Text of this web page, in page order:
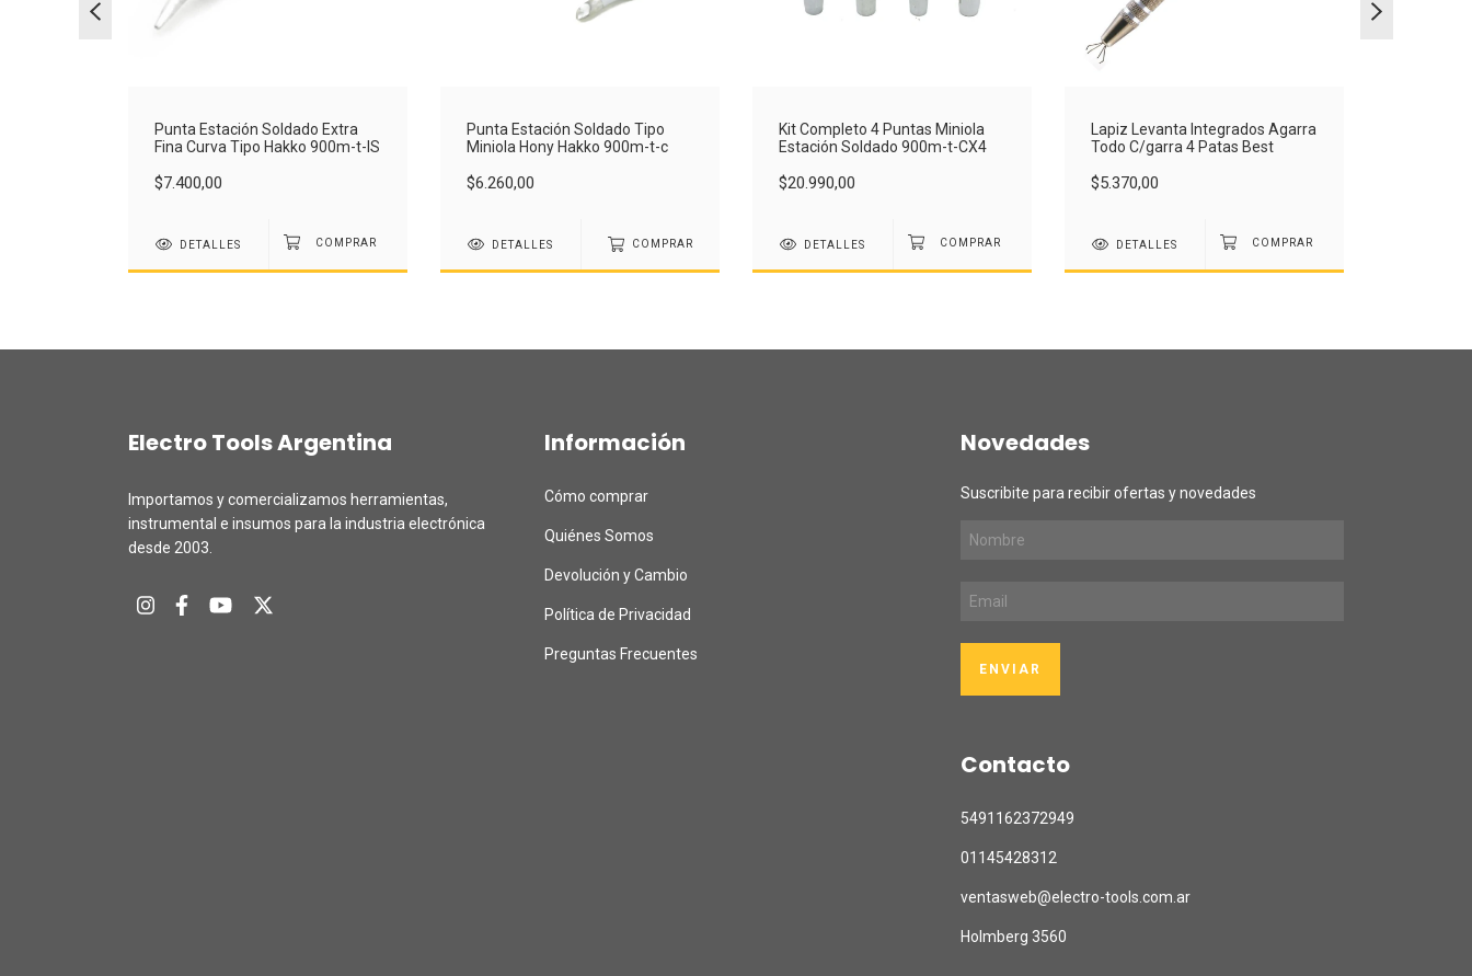
Punta Estación Soldado Extra
Fina Curva Tipo Hakko 900m-t-IS
$7.400,00
DETALLES
Punta Estación Soldado Tipo
Miniola Hony Hakko 900m-t-c
$6.260,00
DETALLES COMPRAR
Kit Completo 4 Puntas Miniola
Estación Soldado 900m-t-CX4
$20.990,00
DETALLES
Lapiz Levanta Integrados Agarra
Todo C/garra 4 Patas Best
$5.370,00
DETALLES
Electro Tools Argentina
Importamos y comercializamos herramientas,
instrumental e insumos para la industria electrónica
desde 2003.
Información
Cómo comprar
Quiénes Somos
Devolución y Cambio
Política de Privacidad
Preguntas Frecuentes
Novedades
Suscribite para recibir ofertas y novedades
Contacto
5491162372949
01145428312
ventasweb@electro-tools.com.ar
Holmberg 3560